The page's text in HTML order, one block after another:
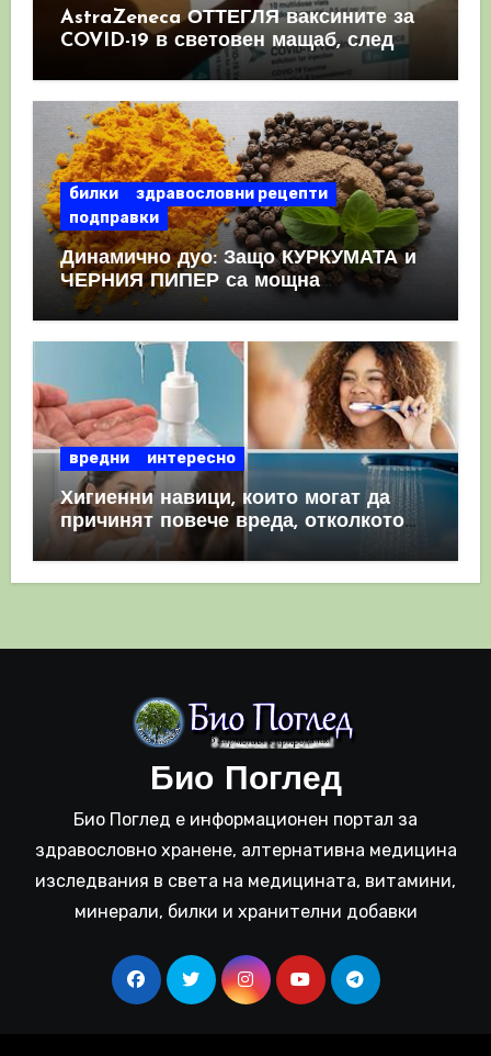
AstraZeneca ОТТЕГЛЯ ваксините за
COVID-19 в световен мащаб, след
като призна, че те причиняват
КРЪВНИ съсиреци
билки
здравословни рецепти
подправки
Динамично дуо: Защо КУРКУМАТА и
ЧЕРНИЯ ПИПЕР са мощна
комбинация
вредни интересно
Хигиенни навици, които могат да
причинят повече вреда, отколкото
полза
Био Поглед
Био Поглед е информационен портал за
здравословно хранене, алтернативна медицина
изследвания в света на медицината, витамини,
минерали, билки и хранителни добавки